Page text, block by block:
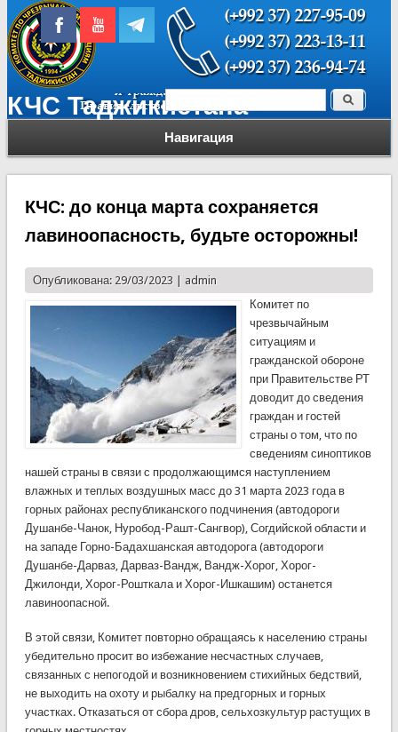
КЧС Таджикистана
Навигация
Форма поиска Поиск
КЧС: до конца марта сохраняется
лавиноопасность, будьте осторожны!
Опубликована: 29/03/2023 | admin
Комитет по
чрезвычайным
ситуациям и
гражданской обороне
при Правительстве РТ
доводит до сведения
граждан и гостей
страны о том, что по
сведениям синоптиков
нашей страны в связи с продолжающимся наступлением
влажных и теплых воздушных масс до 31 марта 2023 года в
горных районах республиканского подчинения (автодороги
Душанбе-Чанок, Нуробод-Рашт-Сангвор), Согдийской области и
на западе Горно-Бадахшанская автодорога (автодороги
Душанбе-Дарваз, Дарваз-Вандж, Вандж-Хорог, Хорог-
Джилонди, Хорог-Рошткала и Хорог-Ишкашим) останется
лавиноопасной.
В этой связи, Комитет повторно обращаясь к населению страны
убедительно просит во избежание несчастных случаев,
связанных с непогодой и возникновением стихийных бедствий,
не выходить на охоту и рыбалку на предгорных и горных
участках. Отказаться от сбора дров, сельхозкультур растущих в